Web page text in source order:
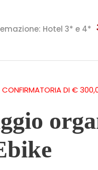
Hotel 3* e 4*
CONFIRMATORIA DI €